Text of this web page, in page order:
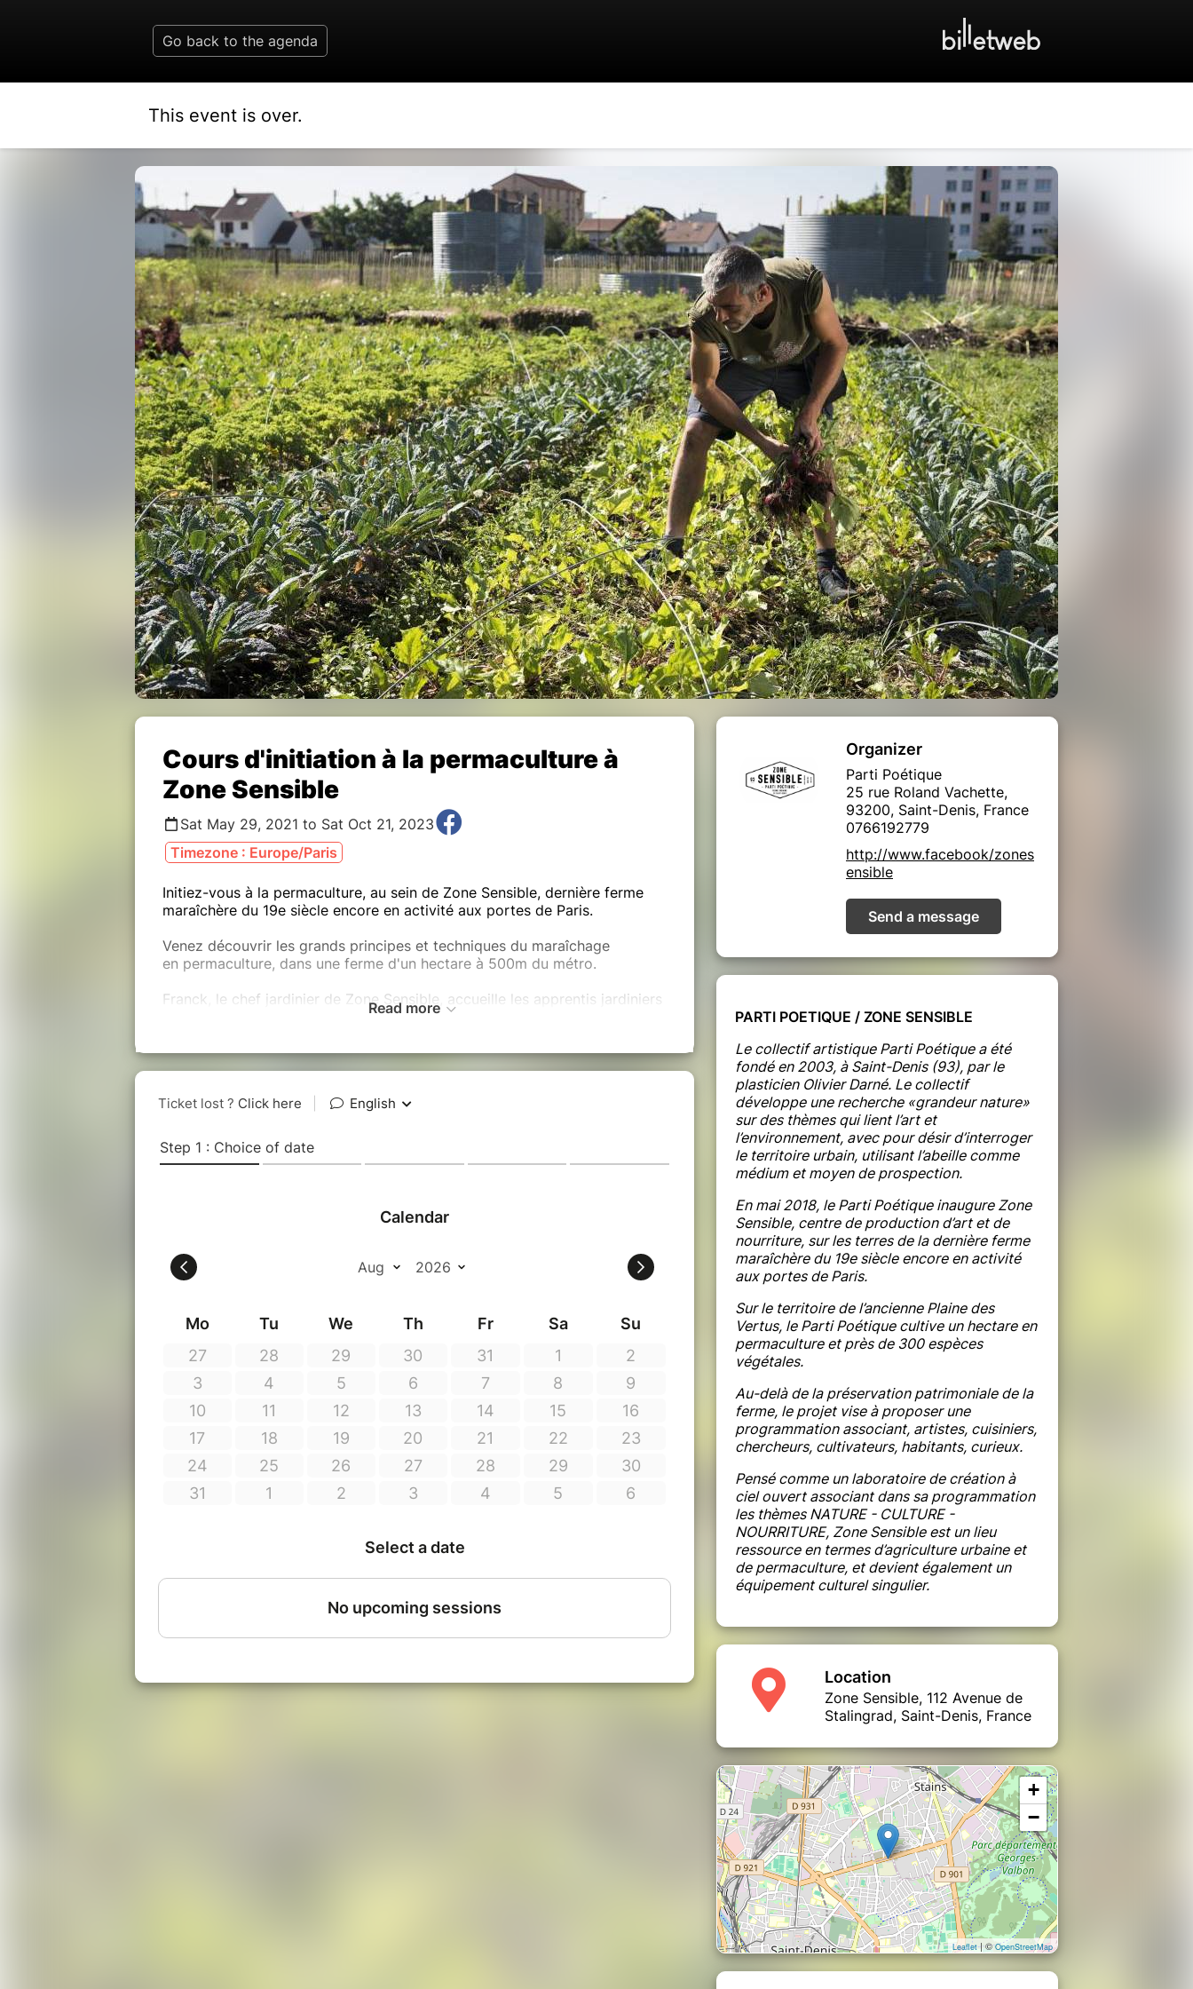
Go back to the agenda
This event is over.
Cours d'initiation à la permaculture à
Zone Sensible
Sat May 29, 2021 to Sat Oct 21, 2023
Timezone : Europe/Paris
Initiez-vous à la permaculture, au sein de Zone Sensible, dernière ferme
maraîchère du 19e siècle encore en activité aux portes de Paris.
Venez découvrir les grands principes et techniques du maraîchage
en permaculture, dans une ferme d'un hectare à 500m du métro.
Franck, le chef jardinier de Zone Sensible, accueille les apprentis jardiniers
ou débutants motivés pour des cours d'initiation à la permaculture, au sein
Une introduction théorique sera suivie d'une mise en pratique selon les
****
comme cadre technique pour une importante entreprise de gestion
d’espaces verts. Après avoir suivi deux formations en permaculture, il
Sensible.
****
Calendrier
: les cours ont lieu les samedis matins - merci de vous inscrire à
la date souhaitée !
Durée: 3h de cours, de 9h30 à 12h30
Tarifs: 35€ le cours d'initiation de 3h
des chaussures qui ne craignent rien, et en été, chapeau ou casquette, nous
fournissons la crème solaire : )
***
Read more
Organizer
Parti Poétique
25 rue Roland Vachette,
93200, Saint-Denis, France
0766192779
http://www.facebook/zones
ensible
Send a message
PARTI POETIQUE / ZONE SENSIBLE
Le collectif artistique Parti Poétique a été
fondé en 2003, à Saint-Denis (93), par le
plasticien Olivier Darné. Le collectif
développe une recherche «grandeur nature»
sur des thèmes qui lient l’art et
l’environnement, avec pour désir d’interroger
le territoire urbain, utilisant l’abeille comme
médium et moyen de prospection.
En mai 2018, le Parti Poétique inaugure Zone
Sensible, centre de production d’art et de
nourriture, sur les terres de la dernière ferme
maraîchère du 19e siècle encore en activité
aux portes de Paris.
Sur le territoire de l’ancienne Plaine des
Vertus, le Parti Poétique cultive un hectare en
permaculture et près de 300 espèces
végétales.
Au-delà de la préservation patrimoniale de la
ferme, le projet vise à proposer une
programmation associant, artistes, cuisiniers,
chercheurs, cultivateurs, habitants, curieux.
Pensé comme un laboratoire de création à
ciel ouvert associant dans sa programmation
les thèmes NATURE - CULTURE -
NOURRITURE, Zone Sensible est un lieu
ressource en termes d’agriculture urbaine et
de permaculture, et devient également un
équipement culturel singulier.
Location
Zone Sensible, 112 Avenue de
Stalingrad, Saint-Denis, France
+
−
Leaflet| ©OpenStreetMap